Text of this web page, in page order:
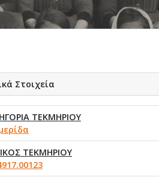
Στοιχεία
ΤΕΚΜΗΡΙΟΥ
ΤΕΚΜΗΡΙΟΥ